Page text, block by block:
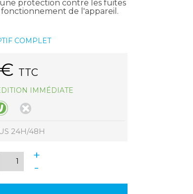
protection contre les fuites
de l'appareil.
COMPLET
€ TTC
IMMÉDIATE
24H/48H
+
-